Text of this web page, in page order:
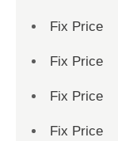
Fix Price
Fix Price
Fix Price
Fix Price